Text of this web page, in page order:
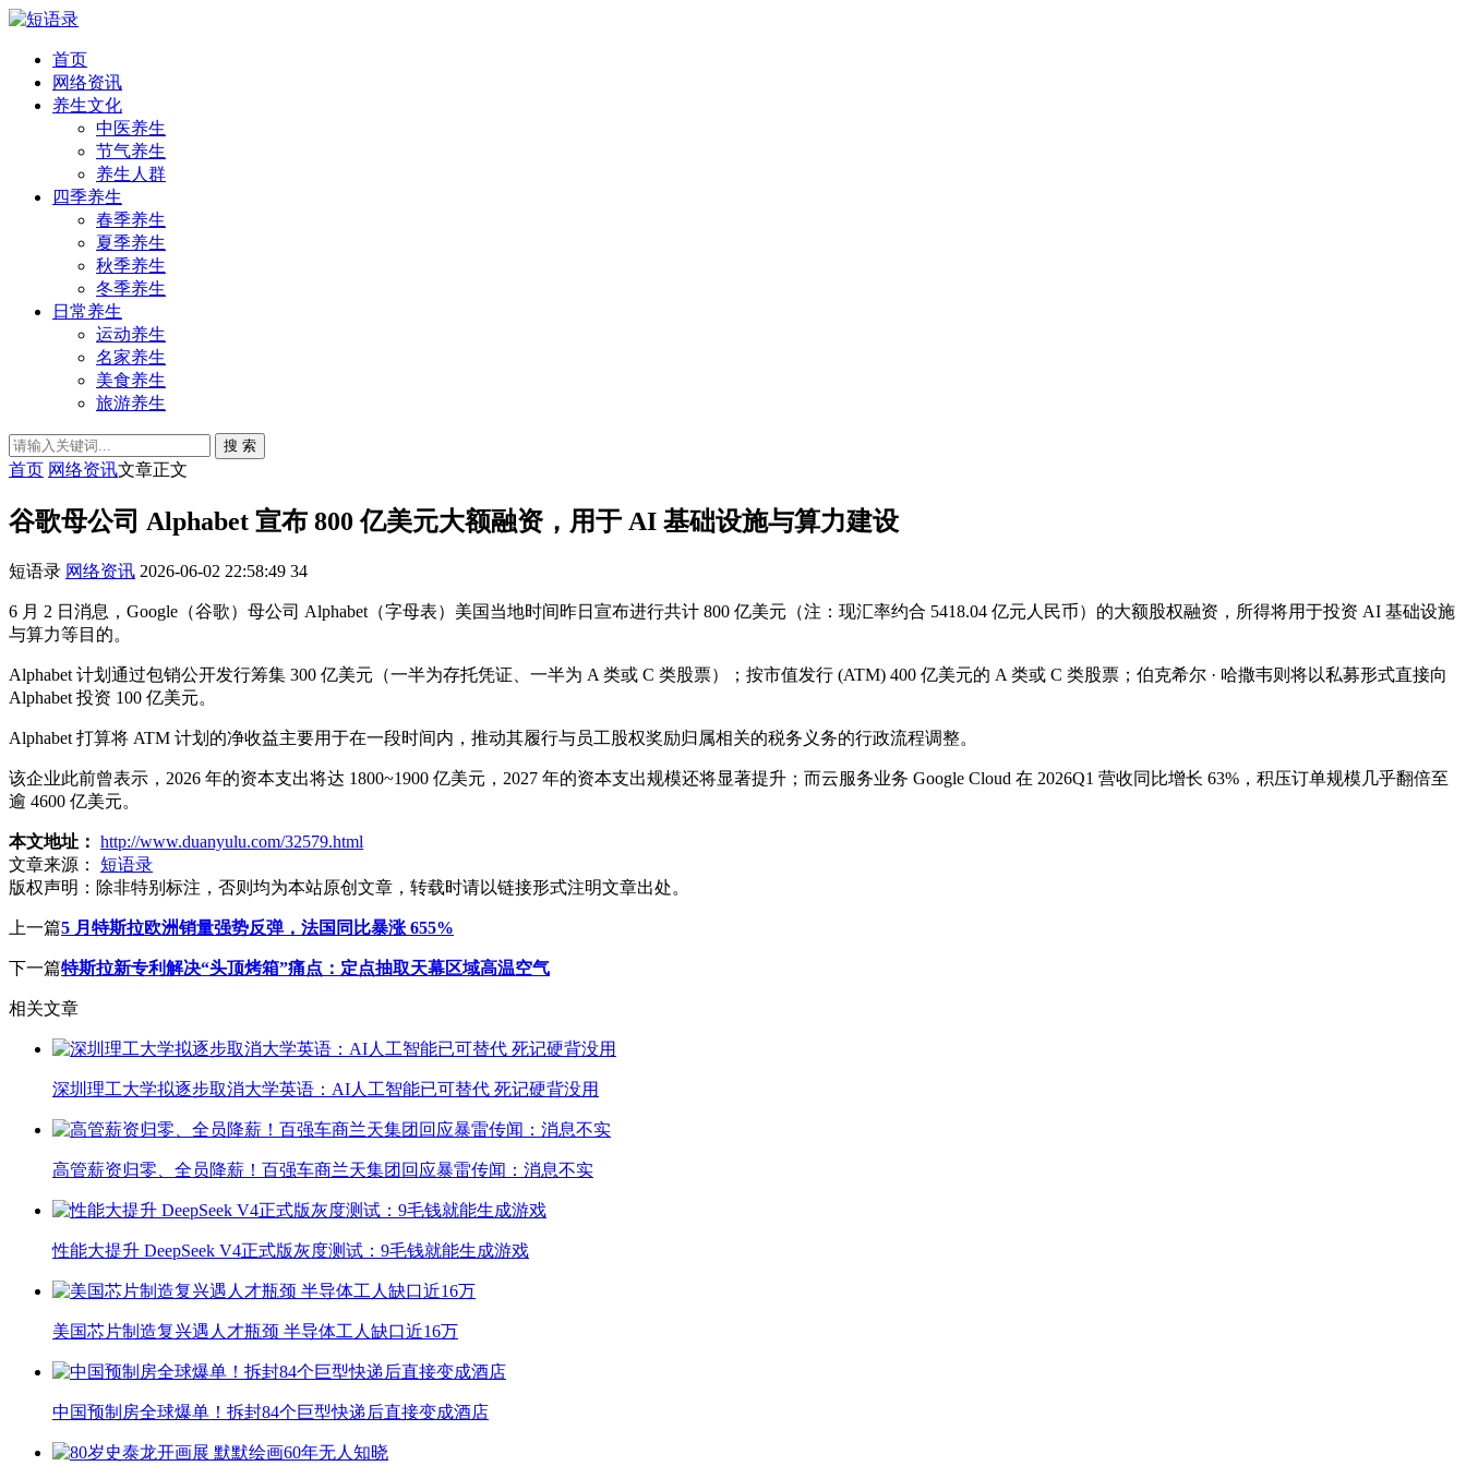
首页
网络资讯
养生文化
中医养生
节气养生
养生人群
四季养生
春季养生
夏季养生
秋季养生
冬季养生
日常养生
运动养生
名家养生
美食养生
旅游养生
搜 索
首页 网络资讯文章正文
谷歌母公司 Alphabet 宣布 800 亿美元大额融资，用于 AI 基础设施与算力建设
短语录 网络资讯 2026-06-02 22:58:49 34
6 月 2 日消息，Google（谷歌）母公司 Alphabet（字母表）美国当地时间昨日宣布进行共计 800 亿美元（注：现汇率约合 5418.04 亿元人民币）的大额股权融资，所得将用于投资 AI 基础设施
与算力等目的。
Alphabet 计划通过包销公开发行筹集 300 亿美元（一半为存托凭证、一半为 A 类或 C 类股票）；按市值发行 (ATM) 400 亿美元的 A 类或 C 类股票；伯克希尔 · 哈撒韦则将以私募形式直接向
Alphabet 投资 100 亿美元。
Alphabet 打算将 ATM 计划的净收益主要用于在一段时间内，推动其履行与员工股权奖励归属相关的税务义务的行政流程调整。
该企业此前曾表示，2026 年的资本支出将达 1800~1900 亿美元，2027 年的资本支出规模还将显著提升；而云服务业务 Google Cloud 在 2026Q1 营收同比增长 63%，积压订单规模几乎翻倍至
逾 4600 亿美元。
本文地址： http://www.duanyulu.com/32579.html
文章来源：
短语录
版权声明： 除非特别标注，否则均为本站原创文章，转载时请以链接形式注明文章出处。
上一篇5 月特斯拉欧洲销量强势反弹，法国同比暴涨 655%
下一篇特斯拉新专利解决“头顶烤箱”痛点：定点抽取天幕区域高温空气
相关文章
深圳理工大学拟逐步取消大学英语：AI人工智能已可替代 死记硬背没用
高管薪资归零、全员降薪！百强车商兰天集团回应暴雷传闻：消息不实
性能大提升 DeepSeek V4正式版灰度测试：9毛钱就能生成游戏
美国芯片制造复兴遇人才瓶颈 半导体工人缺口近16万
中国预制房全球爆单！拆封84个巨型快递后直接变成酒店